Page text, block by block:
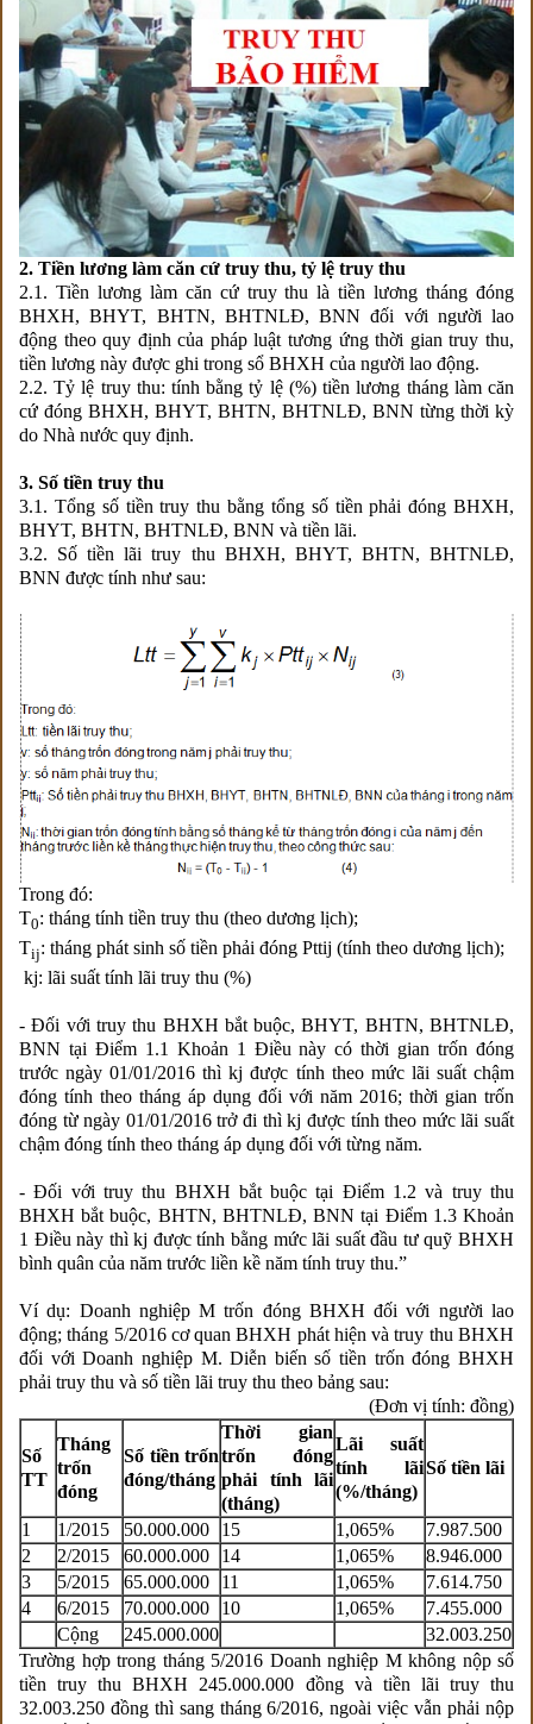
2. Tiền lương làm căn cứ truy thu, tỷ lệ truy thu
2.1. Tiền lương làm căn cứ truy thu là tiền lương tháng đóng
BHXH, BHYT, BHTN, BHTNLĐ, BNN đối với người lao
động theo quy định của pháp luật tương ứng thời gian truy thu,
tiền lương này được ghi trong sổ BHXH của người lao động.
2.2. Tỷ lệ truy thu: tính bằng tỷ lệ (%) tiền lương tháng làm căn
cứ đóng BHXH, BHYT, BHTN, BHTNLĐ, BNN từng thời kỳ
do Nhà nước quy định.
3. Số tiền truy thu
3.1. Tổng số tiền truy thu bằng tổng số tiền phải đóng BHXH,
BHYT, BHTN, BHTNLĐ, BNN và tiền lãi.
3.2. Số tiền lãi truy thu BHXH, BHYT, BHTN, BHTNLĐ,
BNN được tính như sau:
Trong đó:
T0: tháng tính tiền truy thu (theo dương lịch);
Tij: tháng phát sinh số tiền phải đóng Pttij (tính theo dương lịch);
kj: lãi suất tính lãi truy thu (%)
- Đối với truy thu BHXH bắt buộc, BHYT, BHTN, BHTNLĐ,
BNN tại Điểm 1.1 Khoản 1 Điều này có thời gian trốn đóng
trước ngày 01/01/2016 thì kj được tính theo mức lãi suất chậm
đóng tính theo tháng áp dụng đối với năm 2016; thời gian trốn
đóng từ ngày 01/01/2016 trở đi thì kj được tính theo mức lãi suất
chậm đóng tính theo tháng áp dụng đối với từng năm.
- Đối với truy thu BHXH bắt buộc tại Điểm 1.2 và truy thu
BHXH bắt buộc, BHTN, BHTNLĐ, BNN tại Điểm 1.3 Khoản
1 Điều này thì kj được tính bằng mức lãi suất đầu tư quỹ BHXH
bình quân của năm trước liền kề năm tính truy thu.”
Ví dụ: Doanh nghiệp M trốn đóng BHXH đối với người lao
động; tháng 5/2016 cơ quan BHXH phát hiện và truy thu BHXH
đối với Doanh nghiệp M. Diễn biến số tiền trốn đóng BHXH
phải truy thu và số tiền lãi truy thu theo bảng sau:
(Đơn vị tính: đồng)
Số
TT
Tháng
trốn
đóng
Số tiền trốn
đóng/tháng
Thời gian
trốn đóng
phải tính lãi
(tháng)
Lãi suất
tính lãi
(%/tháng)
Số tiền lãi
1 1/2015 50.000.000 15 1,065%
7.987.500
2
2/2015 60.000.000 14 1,065%
8.946.000
3
5/2015 65.000.000 11 1,065%
7.614.750
4
6/2015 70.000.000 10 1,065%
7.455.000
Cộng
245.000.000
32.003.250
Trường hợp trong tháng 5/2016 Doanh nghiệp M không nộp số
tiền truy thu BHXH 245.000.000 đồng và tiền lãi truy thu
32.003.250 đồng thì sang tháng 6/2016, ngoài việc vẫn phải nộp